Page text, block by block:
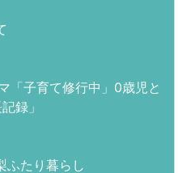
「子育て修行中」0歳児と
録」
ふたり暮らし